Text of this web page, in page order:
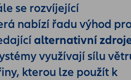
se rozvíjející
nabízí řadu výhod
alternativní
využívají sílu
kterou lze použít k